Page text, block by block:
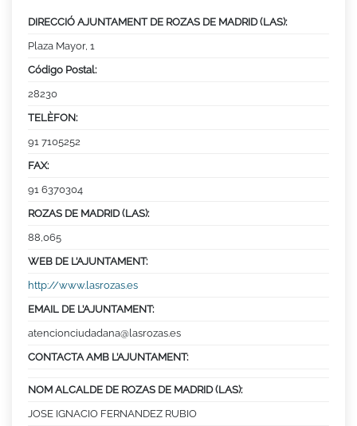
DIRECCIÓ AJUNTAMENT DE ROZAS DE MADRID (LAS):
Plaza Mayor, 1
Código Postal:
28230
TELÈFON:
91 7105252
FAX:
91 6370304
ROZAS DE MADRID (LAS):
88,065
WEB DE L’AJUNTAMENT:
http://www.lasrozas.es
EMAIL DE L’AJUNTAMENT:
atencionciudadana@lasrozas.es
CONTACTA AMB L’AJUNTAMENT:
NOM ALCALDE DE ROZAS DE MADRID (LAS):
JOSE IGNACIO FERNANDEZ RUBIO